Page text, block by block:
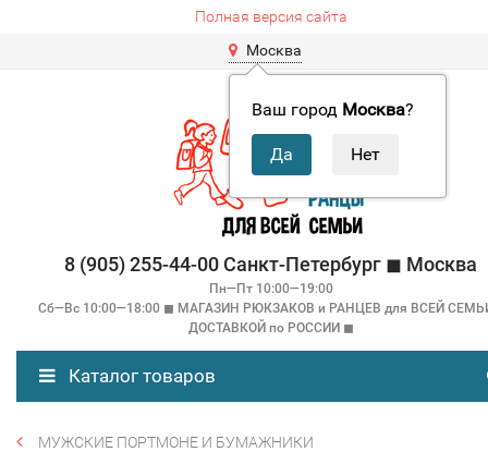
Полная версия сайта
Москва
Ваш город Москва?
8 (905) 255-44-00 Санкт-Петербург ◼ Москва
Пн—Пт 10:00—19:00
Сб—Вс 10:00—18:00 ◼ МАГАЗИН РЮКЗАКОВ и РАНЦЕВ для ВСЕЙ
ДОСТАВКОЙ по РОССИИ ◼
Каталог товаров
МУЖСКИЕ ПОРТМОНЕ И БУМАЖНИКИ